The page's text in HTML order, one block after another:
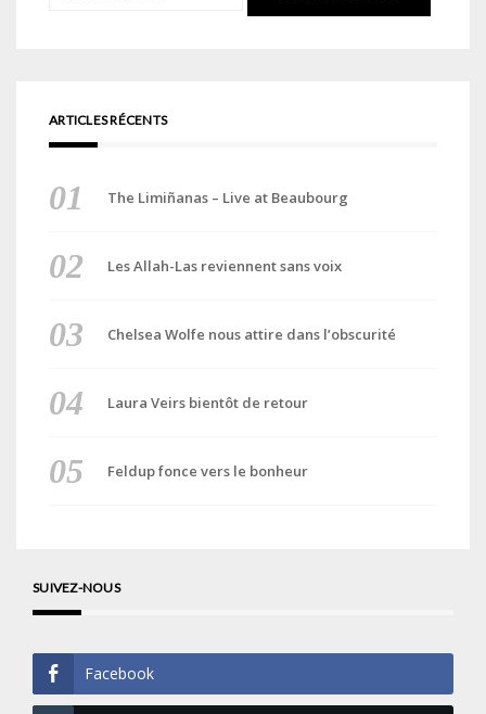
ARTICLES RÉCENTS
The Limiñanas – Live at Beaubourg
Les Allah-Las reviennent sans voix
Chelsea Wolfe nous attire dans l’obscurité
Laura Veirs bientôt de retour
Feldup fonce vers le bonheur
SUIVEZ-NOUS
Facebook